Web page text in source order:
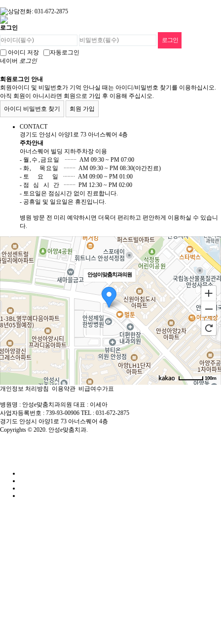
로그인
아이디 저장
자동로그인
네이버 로그인
회원로그인 안내
회원아이디 및 비밀번호가 기억 안나실 때는 아이디/비밀번호 찾기를 이용하십시오.
아직 회원이 아니시라면 회원으로 가입 후 이용해 주십시오.
아이디 비밀번호 찾기
회원 가입
CONTACT
경기도 안성시 아양1로 73 아너스퀘어 4층
주차안내
아너스퀘어 빌딩 지하주차장 이용
- 월,수,금요일
∙∙∙∙∙∙∙∙ AM 09:30 ~ PM 07:00
- 화, 목요일
∙∙∙∙∙∙∙∙ AM 09:30 ~ PM 08:30(야간진료)
- 토 요 일
∙∙∙∙∙∙∙∙ AM 09:00 ~ PM 01:00
- 점심시간 ∙∙∙∙∙∙∙∙ PM 12:30 ~ PM 02:00
- 토요일은 점심시간 없이 진료합니다.
- 공휴일 및 일요일은 휴진입니다.
병원 방문 전 미리 예약하시면 더욱더 편리하고 편안하게 이용하실 수 있습니
다.
안성이맞춤치과의원
100m
개인정보 처리방침 이용약관 비급여수가표
병원명 : 안성e맞춤치과의원 대표 : 이세아
사업자등록번호 : 739-93-00906 TEL : 031-672-2875
경기도 안성시 아양1로 73 아너스퀘어 4층
Copyrights © 2020. 안성e맞춤치과.